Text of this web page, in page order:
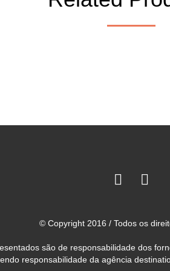
© Copyright 2016 / Todos os
são de responsabilidade dos
responsabilidade da agência